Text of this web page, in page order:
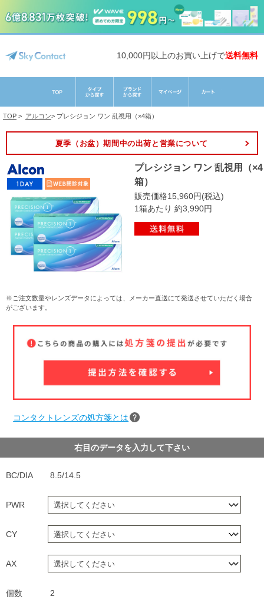
10,000円以上のお買い上げで送料無料
TOP > アルコン> プレシジョン ワン 乱視用（×4箱）
夏季（お盆）期間中の出荷と営業について
プレシジョン ワン 乱視用（×4
箱）
販売価格15,960円(税込)
1箱あたり 約3,990円
※ご注文数量やレンズデータによっては、メーカー直送にて発送させていただく場合
がございます。
コンタクトレンズの処方箋とは
右目のデータを入力して下さい
BC/DIA 8.5/14.5
PWR
CY
AX
個数 2